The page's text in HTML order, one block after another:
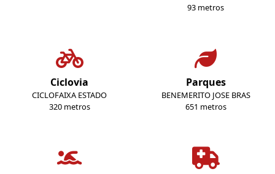
93 metros
Ciclovia
CICLOFAIXA ESTADO
320 metros
Parques
BENEMERITO JOSE BRAS
651 metros